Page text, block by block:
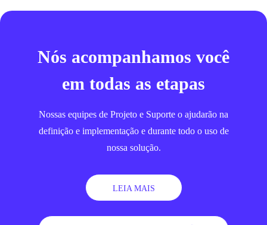
Nós acompanhamos você
em todas as etapas
Nossas equipes de Projeto e Suporte o ajudarão na
definição e implementação e durante todo o uso de
nossa solução.
LEIA MAIS